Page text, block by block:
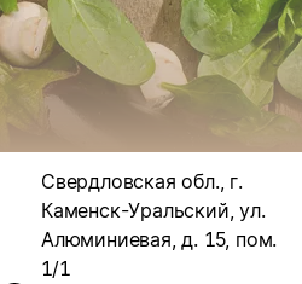
Свердловская обл., г.
Каменск-Уральский, ул.
Алюминиевая, д. 15, пом.
1/1